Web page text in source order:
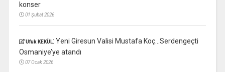
konser
01 Şubat 2026
Ufuk KEKÜL: Yeni Giresun Valisi Mustafa Koç…Serdengeçti
Osmaniye’ye atandı
07 Ocak 2026